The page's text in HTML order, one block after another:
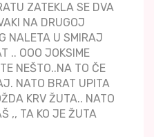
ZATEKLA SE DVA
NA DRUGOJ
NALETA U SMIRAJ
.. OOO JOKSIME
NEŠTO..NA TO ČE
NATO BRAT UPITA
KRV ŽUTA.. NATO
,, TA KO JE ŽUTA